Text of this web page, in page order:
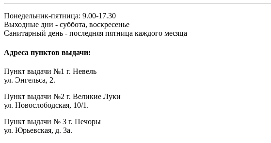
Понедельник-пятница: 9.00-17.30
Выходные дни - суббота, воскресенье
Санитарный день - последняя пятница каждого месяца
Адреса пунктов выдачи:
Пункт выдачи №1 г. Невель
ул. Энгельса, 2.
Пункт выдачи №2 г. Великие Луки
ул. Новослободская, 10/1.
Пункт выдачи № 3 г. Печоры
ул. Юрьевская, д. 3а.